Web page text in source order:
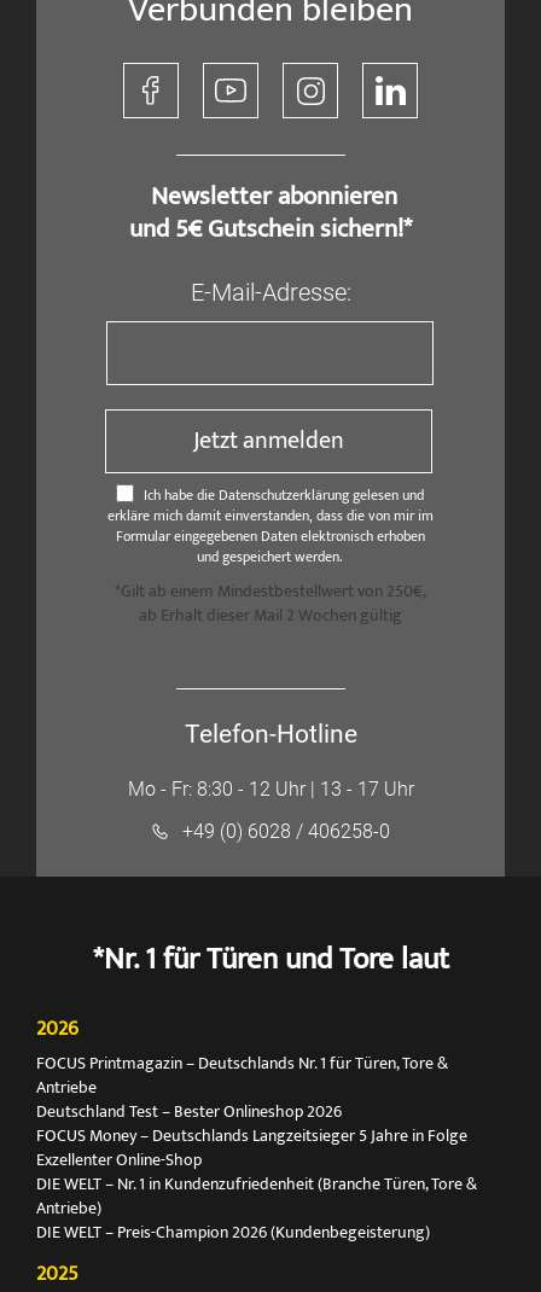
​ Newsletter abonnieren
und 5€ Gutschein sichern!*
E-Mail-Adresse:
Jetzt anmelden
Ich habe die Datenschutzerklärung gelesen und
erkläre mich damit einverstanden, dass die von mir im
Formular eingegebenen Daten elektronisch erhoben
und gespeichert werden.
*Gilt ab einem Mindestbestellwert von 250€,
ab Erhalt dieser Mail 2 Wochen gültig
Telefon-Hotline
Mo - Fr: 8:30 - 12 Uhr | 13 - 17 Uhr
+49 (0) 6028 / 406258-0
*Nr. 1 für Türen und Tore laut
2026
FOCUS Printmagazin – Deutschlands Nr. 1 für Türen, Tore &
Antriebe
Deutschland Test – Bester Onlineshop 2026
FOCUS Money – Deutschlands Langzeitsieger 5 Jahre in Folge
Exzellenter Online-Shop
DIE WELT – Nr. 1 in Kundenzufriedenheit (Branche Türen, Tore &
Antriebe)
DIE WELT – Preis-Champion 2026 (Kundenbegeisterung)
2025